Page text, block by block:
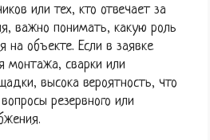
или тех, кто отвечает за
важно понимать, какую роль
на объекте. Если в заявке
монтажа, сварки или
высока вероятность, что
резервного или